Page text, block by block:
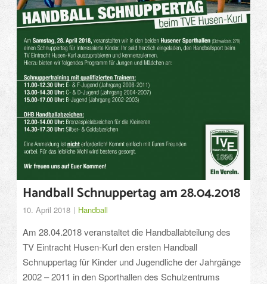
Handball Schnuppertag am 28.04.2018
10. April 2018 Handball
Am 28.04.2018 veranstaltet die Handballabteilung des
TV Eintracht Husen-Kurl den ersten Handball
Schnuppertag für Kinder und Jugendliche der Jahrgänge
2002 – 2011 in den Sporthallen des Schulzentrums